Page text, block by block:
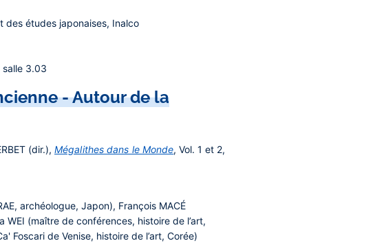
des études japonaises, Inalco
3.03
- Autour de la
(dir.), Mégalithes dans le Monde, Vol. 1 et 2,
archéologue, Japon), François MACÉ
WEI (maître de conférences, histoire de l’art,
Foscari de Venise, histoire de l’art, Corée)